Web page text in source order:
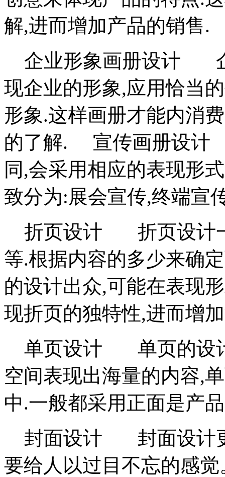
解,进而增加产品的销售.
企业形象画册设计 企
现企业的形象,应用恰当
形象.这样画册才能内消
的了解. 宣传画册设计
同,会采用相应的表现形
致分为:展会宣传,终端宣
折页设计 折页设计一
等.根据内容的多少来确
的设计出众,可能在表现
现折页的独特性,进而增
单页设计 单页的设计
空间表现出海量的内容,
中.一般都采用正面是产
封面设计 封面设计更
要给人以过目不忘的感